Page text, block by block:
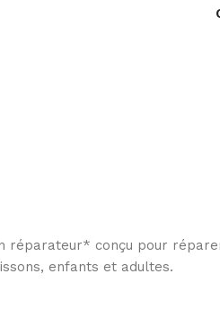
réparateur* conçu pour
enfants et adultes.